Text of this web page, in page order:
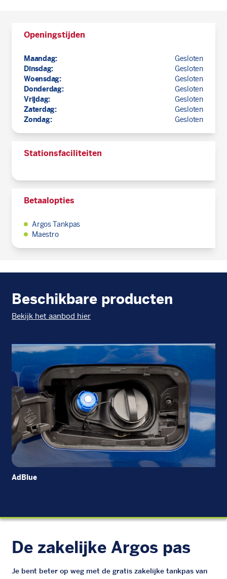
Openingstijden
Maandag:
Gesloten
Dinsdag:
Gesloten
Woensdag:
Gesloten
Donderdag:
Gesloten
Vrijdag:
Gesloten
Zaterdag:
Gesloten
Zondag:
Gesloten
Stationsfaciliteiten
Betaalopties
Argos Tankpas
Maestro
Beschikbare producten
Bekijk het aanbod hier
AdBlue
De zakelijke Argos pas
Je bent beter op weg met de gratis zakelijke tankpas van